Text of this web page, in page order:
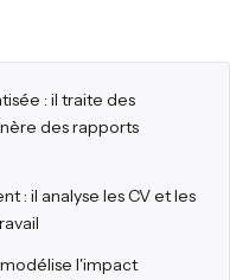
: il traite des
des rapports
: il analyse les CV et les
l'impact